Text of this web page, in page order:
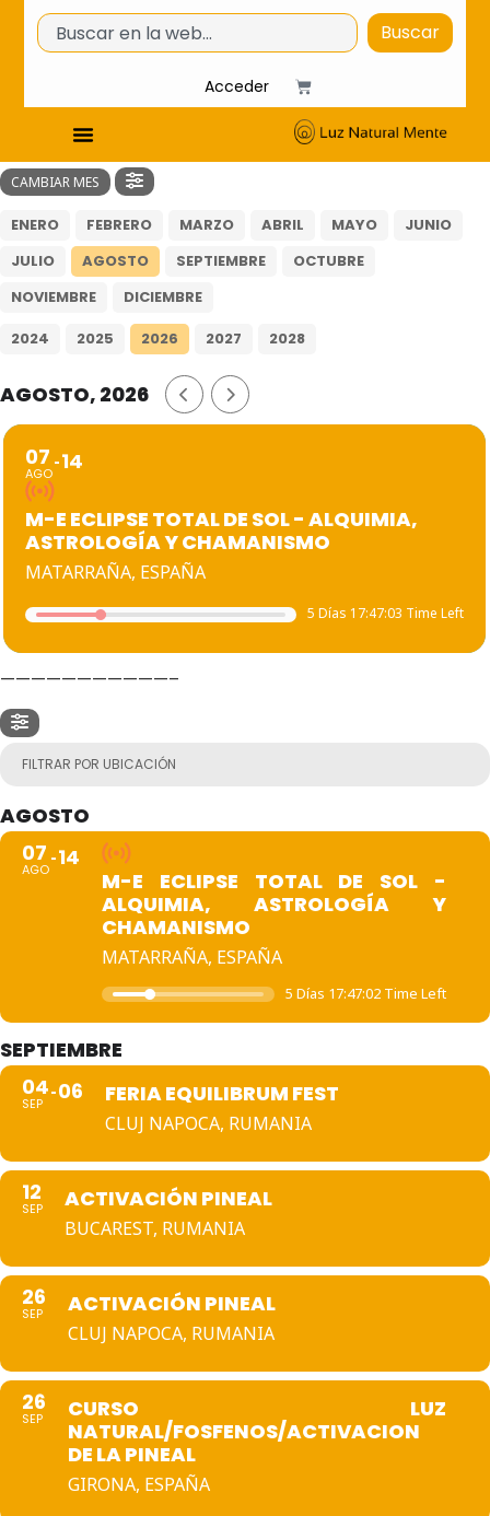
Buscar
Acceder
CAMBIAR MES
ENERO FEBRERO MARZO ABRIL MAYO
JUNIO
JULIO
AGOSTO SEPTIEMBRE
OCTUBRE
NOVIEMBRE
DICIEMBRE
2024
2025 2026 2027 2028
AGOSTO, 2026
07
AGO 14
M-E ECLIPSE TOTAL DE SOL - ALQUIMIA,
ASTROLOGÍA Y CHAMANISMO
MATARRAÑA, ESPAÑA
5 Días 17:47:03 Time Left
———————————–
FILTRAR POR UBICACIÓN
AGOSTO
07
AGO 14
M-E ECLIPSE TOTAL DE SOL -
ALQUIMIA, ASTROLOGÍA Y
CHAMANISMO
MATARRAÑA, ESPAÑA
5 Días 17:47:02 Time Left
SEPTIEMBRE
04
SEP 06 FERIA EQUILIBRUM FEST
CLUJ NAPOCA, RUMANIA
12
SEP ACTIVACIÓN PINEAL
BUCAREST, RUMANIA
26
SEP ACTIVACIÓN PINEAL
CLUJ NAPOCA, RUMANIA
26
SEP
CURSO LUZ
NATURAL/FOSFENOS/ACTIVACION
DE LA PINEAL
GIRONA, ESPAÑA